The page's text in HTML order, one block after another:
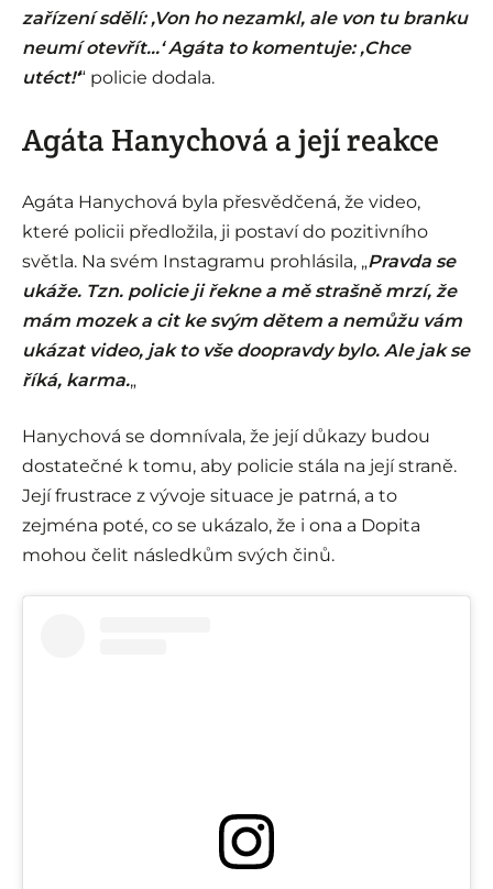
zařízení sdělí: ‚Von ho nezamkl, ale von tu branku
neumí otevřít…‘ Agáta to komentuje: ‚Chce
utéct!‘“ policie dodala.
Agáta Hanychová a její reakce
Agáta Hanychová byla přesvědčená, že video,
které policii předložila, ji postaví do pozitivního
světla. Na svém Instagramu prohlásila, „Pravda se
ukáže. Tzn. policie ji řekne a mě strašně mrzí, že
mám mozek a cit ke svým dětem a nemůžu vám
ukázat video, jak to vše doopravdy bylo. Ale jak se
říká, karma.„
Hanychová se domnívala, že její důkazy budou
dostatečné k tomu, aby policie stála na její straně.
Její frustrace z vývoje situace je patrná, a to
zejména poté, co se ukázalo, že i ona a Dopita
mohou čelit následkům svých činů.